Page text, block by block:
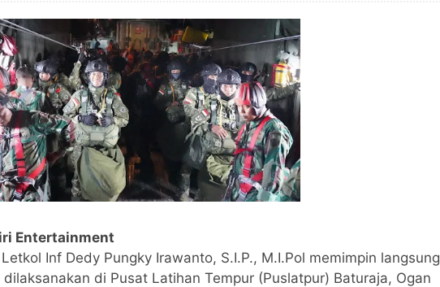
Entertainment
Inf Dedy Pungky Irawanto, S.I.P., M.I.Pol memimpin langsung
di Pusat Latihan Tempur (Puslatpur) Baturaja, Ogan